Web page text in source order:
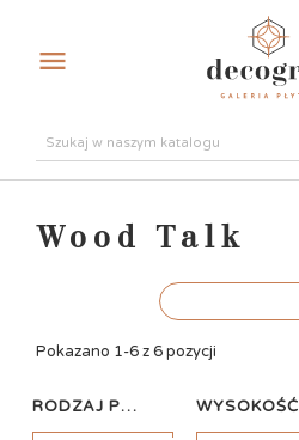

Wood Talk
Pokazano 1-6 z 6 pozycji
RODZAJ PŁYTKI WYSOKOŚĆ